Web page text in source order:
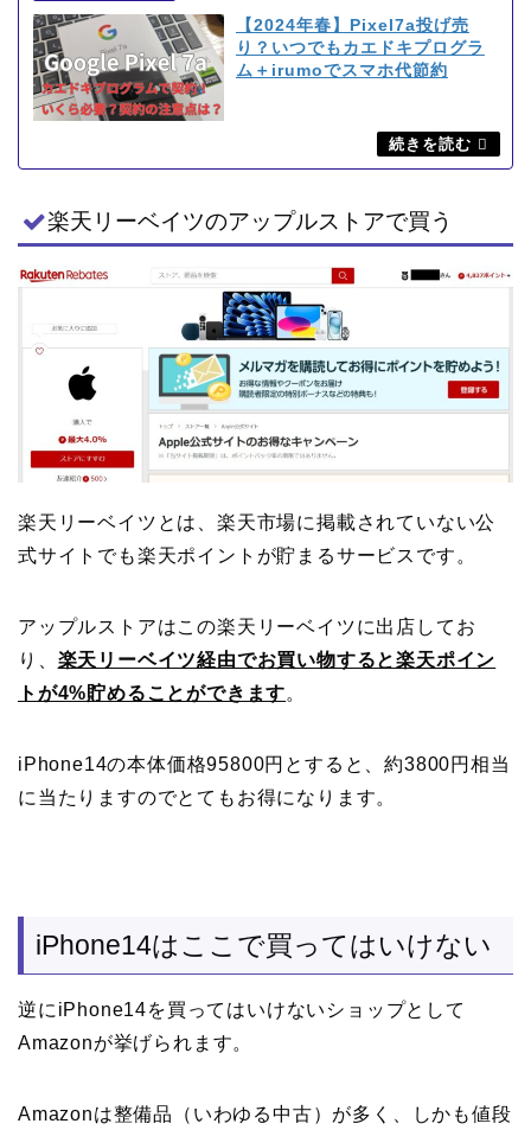
【2024年春】Pixel7a投げ売
り？いつでもカエドキプログラ
ム＋irumoでスマホ代節約
楽天リーベイツのアップルストアで買う
楽天リーベイツとは、楽天市場に掲載されていない公
式サイトでも楽天ポイントが貯まるサービスです。
アップルストアはこの楽天リーベイツに出店してお
り、 楽天リーベイツ経由でお買い物すると楽天ポイン
トが4%貯めることができます。
iPhone14の本体価格95800円とすると、約3800円相当
に当たりますのでとてもお得になります。
iPhone14はここで買ってはいけない
逆にiPhone14を買ってはいけないショップとして
Amazonが挙げられます。
Amazonは整備品（いわゆる中古）が多く、しかも値段